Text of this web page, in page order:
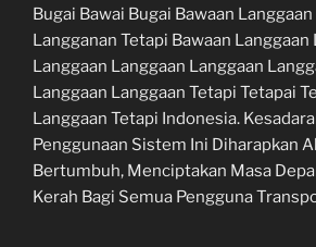
Bugai Bawai Bugai Bawaan
Langganan Tetapi Bawaan Langgaan
Langgaan Langgaan Langgaan
Langgaan Langgaan Tetapi Tetapai
Langgaan Tetapi Indonesia.
Penggunaan Sistem Ini Diharapkan
Bertumbuh, Menciptakan Masa
Kerah Bagi Semua Pengguna